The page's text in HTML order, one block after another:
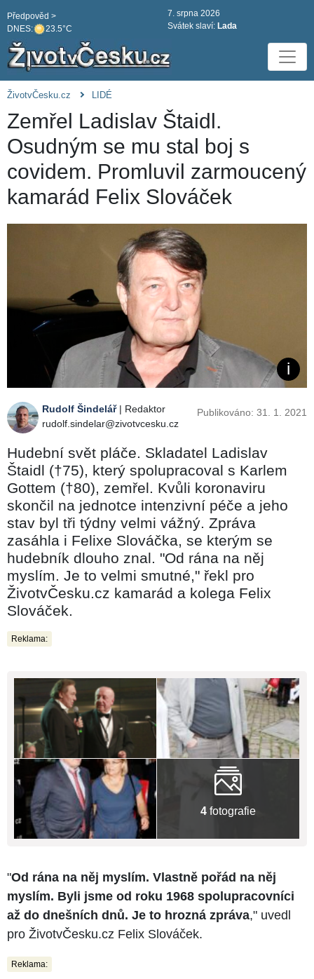
DNES: 23.5°C
Předpověd >
7. srpna 2026
Svátek slaví: Lada
ŽivotvČesku.cz LIDÉ
Zemřel Ladislav Štaidl.
Osudným se mu stal boj s
covidem. Promluvil zarmoucený
kamarád Felix Slováček
Rudolf Šindelář| Redaktor
rudolf.sindelar@zivotvcesku.cz
Publikováno: 31. 1. 2021
Hudební svět pláče. Skladatel Ladislav
Štaidl (†75), který spolupracoval s Karlem
Gottem (†80), zemřel. Kvůli koronaviru
skončil na jednotce intenzivní péče a jeho
stav byl tři týdny velmi vážný. Zpráva
zasáhla i Felixe Slováčka, se kterým se
hudebník dlouho znal. "Od rána na něj
myslím. Je to velmi smutné," řekl pro
ŽivotvČesku.cz kamarád a kolega Felix
Slováček.
Reklama:
4 fotografie
"Od rána na něj myslím. Vlastně pořád na něj
myslím. Byli jsme od roku 1968 spolupracovníci
až do dnešních dnů. Je to hrozná zpráva," uvedl
pro ŽivotvČesku.cz Felix Slováček.
Reklama: